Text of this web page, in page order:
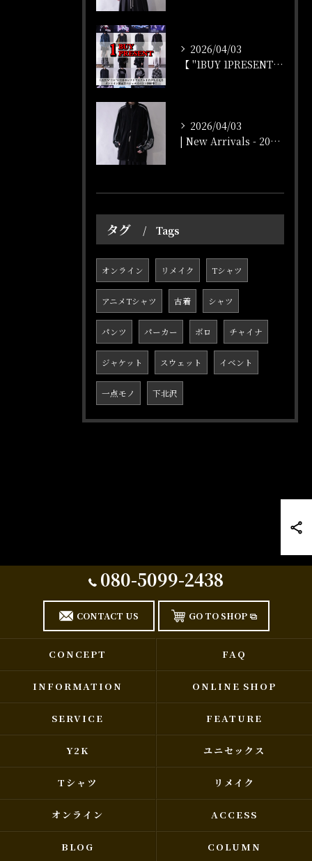
2026/04/03
【 "1BUY 1PRESENT" オンラインストア開催‼️...
2026/04/03
| New Arrivals - 2026/4/3 |
タグ Tags
オンライン リメイク Tシャツ
アニメTシャツ 古着 シャツ
パンツ パーカー ボロ チャイナ
ジャケット スウェット イベント
一点モノ 下北沢
080-5099-2438
CONTACT US GO TO SHOP
CONCEPT FAQ
INFORMATION ONLINE SHOP
SERVICE FEATURE
Y2K ユニセックス
Tシャツ リメイク
オンライン ACCESS
BLOG COLUMN